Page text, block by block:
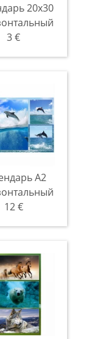
20x30
3 €
A2
12 €